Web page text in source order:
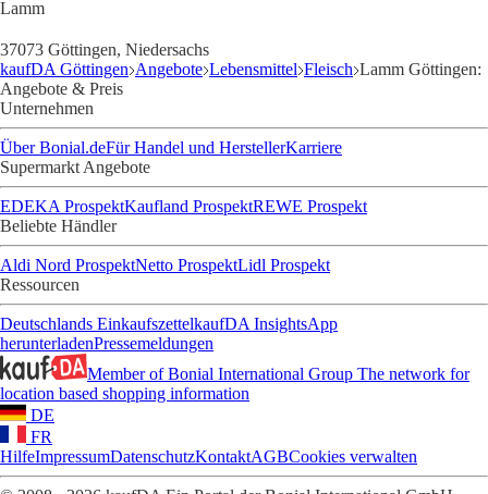
Lamm
37073 Göttingen, Niedersachs
kaufDA Göttingen Angebote Lebensmittel Fleisch Lamm Göttingen:
Angebote & Preis
Unternehmen
Über Bonial.deFür Handel und HerstellerKarriere
Supermarkt Angebote
EDEKA ProspektKaufland ProspektREWE Prospekt
Beliebte Händler
Aldi Nord ProspektNetto ProspektLidl Prospekt
Ressourcen
Deutschlands EinkaufszettelkaufDA InsightsApp
herunterladenPressemeldungen
Member of Bonial International Group The network for
location based shopping information
DE
FR
HilfeImpressumDatenschutzKontaktAGBCookies verwalten